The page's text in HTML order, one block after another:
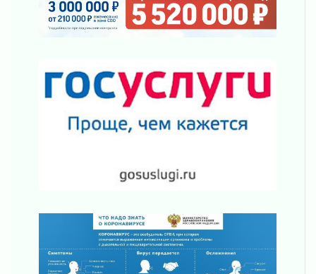
подняли зарплаты почти на 40% за год
03 августа 2026
03 августа 2026
Уроки безопасности для детей и взрослых
Ленобласть отмечает День Воздушно-
«Активное лето»
Ленобласть отметила заслуги жителей перед
регионом и страной
Ладога — не пруд